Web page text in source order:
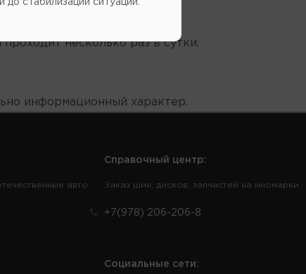
несколько раз в сутки.
информационный характер.
авто
Справочный центр:
Заказ шин, дисков, запчастей на иномарки
+7(978) 206-206-8
Социальные сети:
до стабилизации ситуации.